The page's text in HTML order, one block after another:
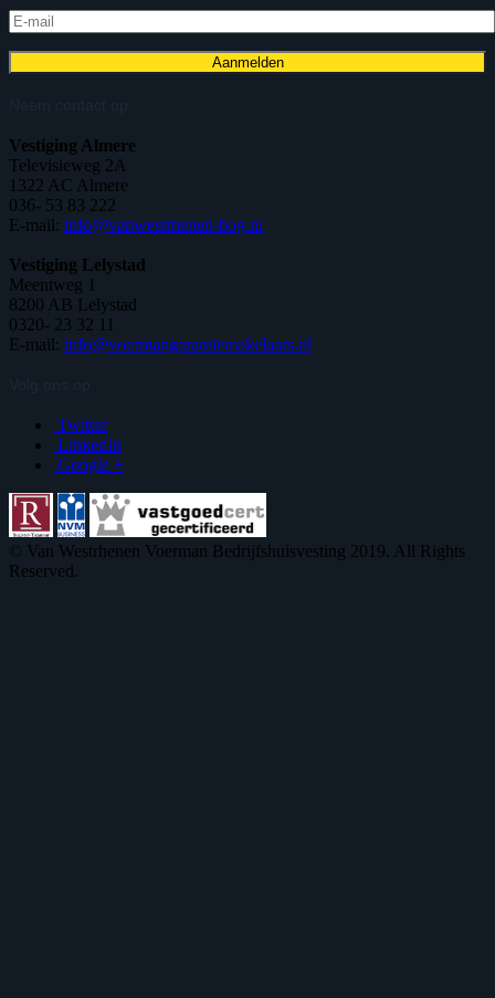
Vestiging Almere
Televisieweg 2A
1322 AC Almere
036- 53 83 222
E-mail: info@vanwestrhenen-bog.nl
Vestiging Lelystad
Meentweg 1
8200 AB Lelystad
0320- 23 32 11
E-mail: info@voermangarantiemakelaars.nl
Twitter
LinkedIn
Google +
© Van Westrhenen Voerman Bedrijfshuisvesting 2019. All Rights
Reserved.